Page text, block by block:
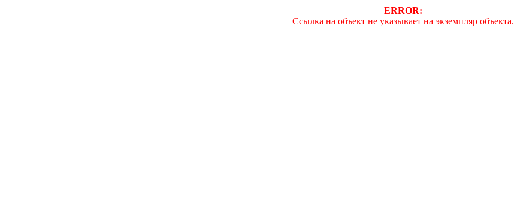
ERROR:
Ссылка на объект не указывает на экземпляр объекта.